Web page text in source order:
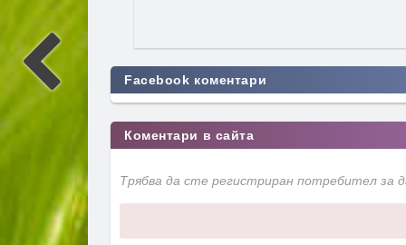
Facebook коментари
Коментари в сайта
Трябва да сте регистриран потребител